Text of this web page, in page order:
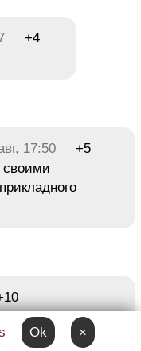
+4
17:50
+5
своими
сплошной
Ok ×